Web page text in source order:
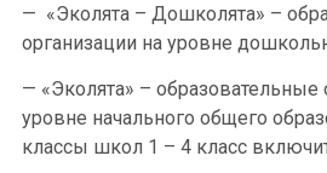
— «Эколята – Дошколята» –
организации на уровне
— «Эколята» – образовательные
уровне начального общего
классы школ 1 – 4 класс